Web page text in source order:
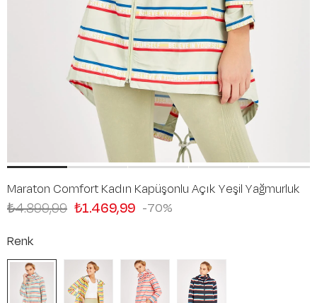
Maraton Comfort Kadın Kapüşonlu Açık Yeşil Yağmurluk
70
₺4.899,99 ₺1.469,99
Renk